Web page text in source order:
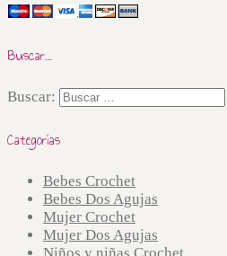
Buscar…
Buscar:
Categorías
Bebes Crochet
Bebes Dos Agujas
Mujer Crochet
Mujer Dos Agujas